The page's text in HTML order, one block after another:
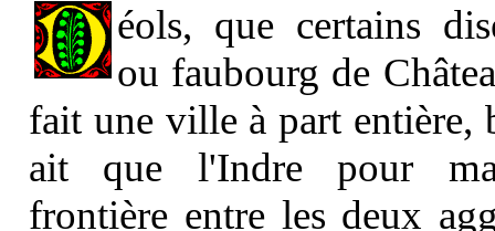
éols, que certains
ou faubourg de
fait une ville à part entière,
ait que l'Indre pour
frontière entre les deux